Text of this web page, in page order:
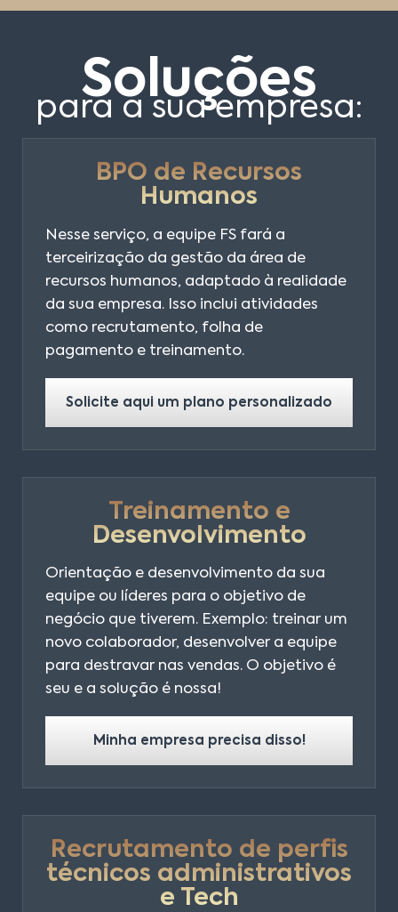
Soluções
para a sua empresa:
BPO de Recursos
Humanos
Nesse serviço, a equipe FS fará a
terceirização da gestão da área de
recursos humanos, adaptado à realidade
da sua empresa. Isso inclui atividades
como recrutamento, folha de
pagamento e treinamento.
Solicite aqui um plano personalizado
Treinamento e
Desenvolvimento
Orientação e desenvolvimento da sua
equipe ou líderes para o objetivo de
negócio que tiverem. Exemplo: treinar um
novo colaborador, desenvolver a equipe
para destravar nas vendas. O objetivo é
seu e a solução é nossa!
Minha empresa precisa disso!
Recrutamento de perfis
técnicos administrativos
e Tech